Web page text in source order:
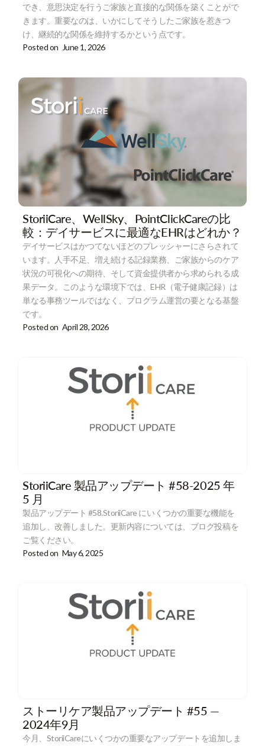
でき、意思決定を行うご家族と直接的な関係を築くことがで
きます。重要なのは、いかにしてそうしたご家族を惹きつ
け、継続的な関係を維持するかという点です。
Posted on June 1, 2026
StoriiCare、WellSky、PointClickCareの比
較：デイサービスに最適なEHRはどれか？
デイサービスはかつてないほどのプレッシャーにさらされて
います。人手不足、増え続ける記録業務、ご家族からのケア
状況の可視化への期待、そして資金提供者から求められる成
果データ。このような環境下では、EHR（電子健康記録）は
単なる事務ツールではなく、プログラム運営の要となる基盤
です。
Posted on April 28, 2026
StoriiCare 製品アップデート #58-2025 年
5 月
製品アップデート #58.StoriiCare にいくつかの重要な機能を
追加し、改善しました。更新内容については、ブログ投稿を
ご覧ください。
Posted on May 6, 2025
ストーリケア製品アップデート #55 —
2024年9月
今月、StoriiCareにいくつかの重要なアップデートを追加しま